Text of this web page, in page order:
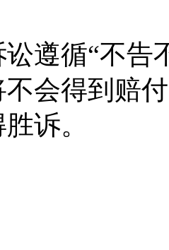
遵循“不告
会得到赔
诉。